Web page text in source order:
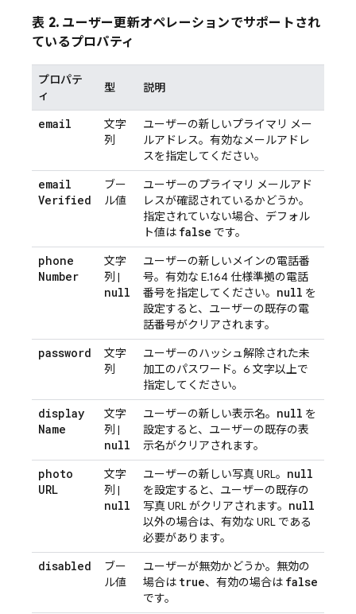
表 2. ユーザー更新オペレーションでサポートされ
ているプロパティ
プロパテ
ィ
型 説明
email
文字
列
ユーザーの新しいプライマリ メー
ルアドレス。有効なメールアドレ
スを指定してください。
email
Verified
ブー
ル値
ユーザーのプライマリ メールアド
レスが確認されているかどうか。
指定されていない場合、デフォル
ト値は false です。
phone
Number
文字
列 |
null
ユーザーの新しいメインの電話番
号。有効な E.164 仕様準拠の電話
番号を指定してください。 null を
設定すると、ユーザーの既存の電
話番号がクリアされます。
password
文字
列
ユーザーのハッシュ解除された未
加工のパスワード。6 文字以上で
指定してください。
display
Name
文字
列 |
null
ユーザーの新しい表示名。 null を
設定すると、ユーザーの既存の表
示名がクリアされます。
photo
URL
文字
列 |
null
ユーザーの新しい写真 URL。 null
を設定すると、ユーザーの既存の
写真 URL がクリアされます。 null
以外の場合は、有効な URL である
必要があります。
disabled
ブー
ル値
ユーザーが無効かどうか。無効の
場合は true、有効の場合は false
です。